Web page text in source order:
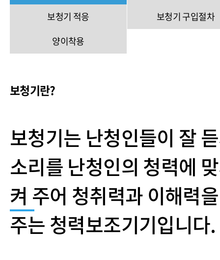
보청기 적응
보청기 구입절차
양이착용
보청기란?
보청기는 난청인들이 잘
소리를 난청인의 청력에
켜 주어 청취력과 이해력
주는 청력보조기기입니다.